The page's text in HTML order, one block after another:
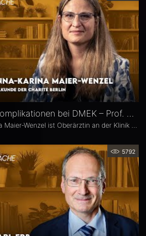
Postoperative Komplikationen bei DMEK – Prof. Dr. Anna-Karina Maier-Wenzel
5792